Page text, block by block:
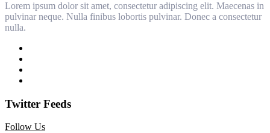
Lorem ipsum dolor sit amet, consectetur adipiscing elit. Maecenas in
pulvinar neque. Nulla finibus lobortis pulvinar. Donec a consectetur
nulla.
Twitter Feeds
Follow Us